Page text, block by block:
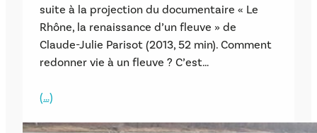
suite à la projection du documentaire « Le
Rhône, la renaissance d’un fleuve » de
Claude-Julie Parisot (2013, 52 min). Comment
redonner vie à un fleuve ? C’est…
(…)